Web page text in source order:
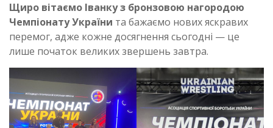
Щиро вітаємо Іванку з бронзовою нагородою
Чемпіонату України та бажаємо нових яскравих
перемог, адже кожне досягнення сьогодні — це
лише початок великих звершень завтра.